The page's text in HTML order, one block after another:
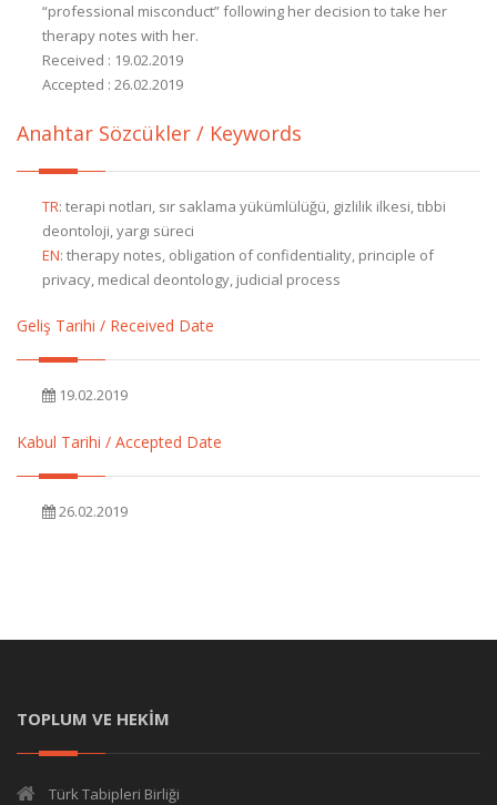
“professional misconduct” following her decision to take her
therapy notes with her.
Received : 19.02.2019
Accepted : 26.02.2019
Anahtar Sözcükler / Keywords
TR: terapi notları, sır saklama yükümlülüğü, gizlilik ilkesi, tıbbi
deontoloji, yargı süreci
EN: therapy notes, obligation of confidentiality, principle of
privacy, medical deontology, judicial process
Geliş Tarihi / Received Date
19.02.2019
Kabul Tarihi / Accepted Date
26.02.2019
TOPLUM VE HEKİM
Türk Tabipleri Birliği